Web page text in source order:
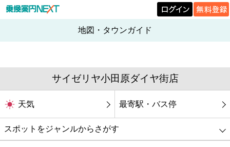
地図・タウンガイド
サイゼリヤ小田原ダイヤ街店
天気 最寄駅・バス停
スポットをジャンルからさがす